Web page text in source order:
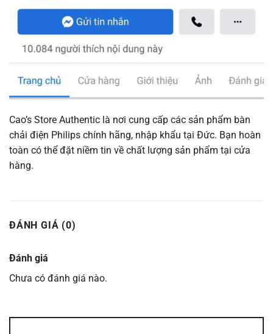
Cao’s Store Authentic là nơi cung cấp các sản phẩm bàn
chải điện Philips chính hãng, nhập khẩu tại Đức. Bạn hoàn
toàn có thể đặt niềm tin về chất lượng sản phẩm tại cửa
hàng.
ĐÁNH GIÁ (0)
Đánh giá
Chưa có đánh giá nào.